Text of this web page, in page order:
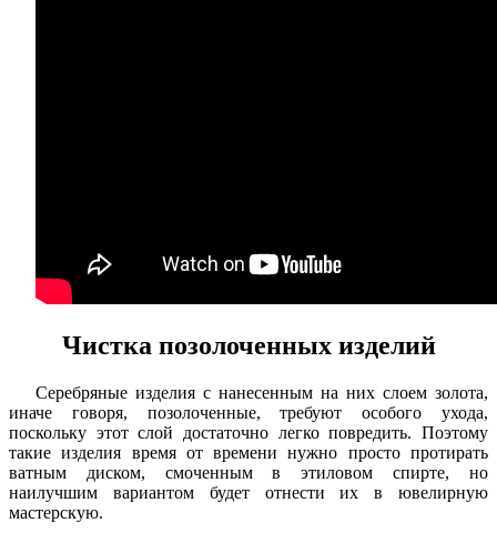
Чистка позолоченных изделий
Серебряные изделия с нанесенным на них слоем золота,
иначе говоря, позолоченные, требуют особого ухода,
поскольку этот слой достаточно легко повредить. Поэтому
такие изделия время от времени нужно просто протирать
ватным диском, смоченным в этиловом спирте, но
наилучшим вариантом будет отнести их в ювелирную
мастерскую.